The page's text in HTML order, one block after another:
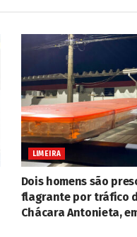
LIMEIRA
Dois homens são
flagrante por tráfico
Chácara Antonieta,